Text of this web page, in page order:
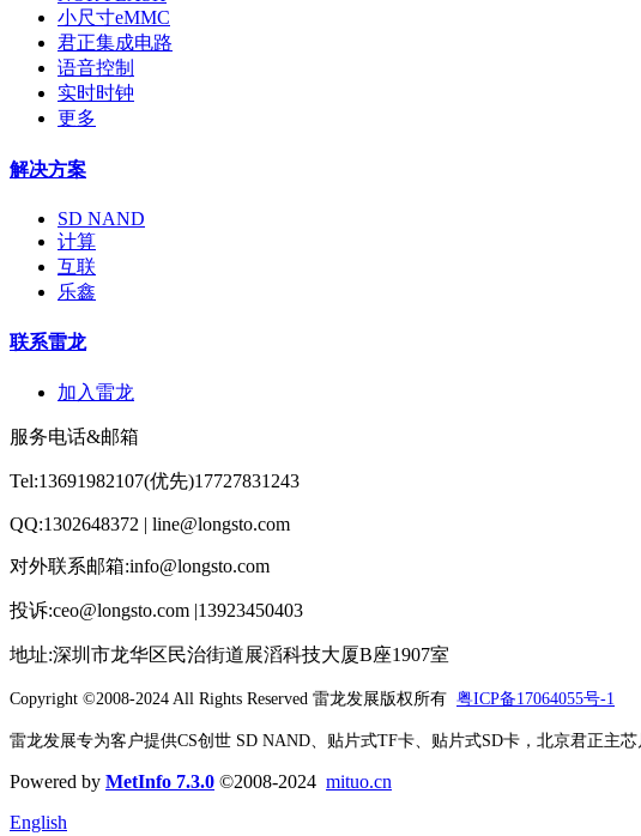
小尺寸eMMC
君正集成电路
语音控制
实时时钟
更多
解决方案
SD NAND
计算
互联
乐鑫
联系雷龙
加入雷龙
服务电话&邮箱
Tel:13691982107(优先)17727831243
QQ:1302648372 | line@longsto.com
对外联系邮箱:info@longsto.com
投诉:ceo@longsto.com |13923450403
地址:深圳市龙华区民治街道展滔科技大厦B座1907室
Copyright ©2008-2024 All Rights Reserved 雷龙发展版权所有 粤ICP备17064055号-1
雷龙发展专为客户提供CS创世 SD NAND、贴片式TF卡、贴片式SD卡，北京君正主
Powered by MetInfo 7.3.0 ©2008-2024 mituo.cn
English